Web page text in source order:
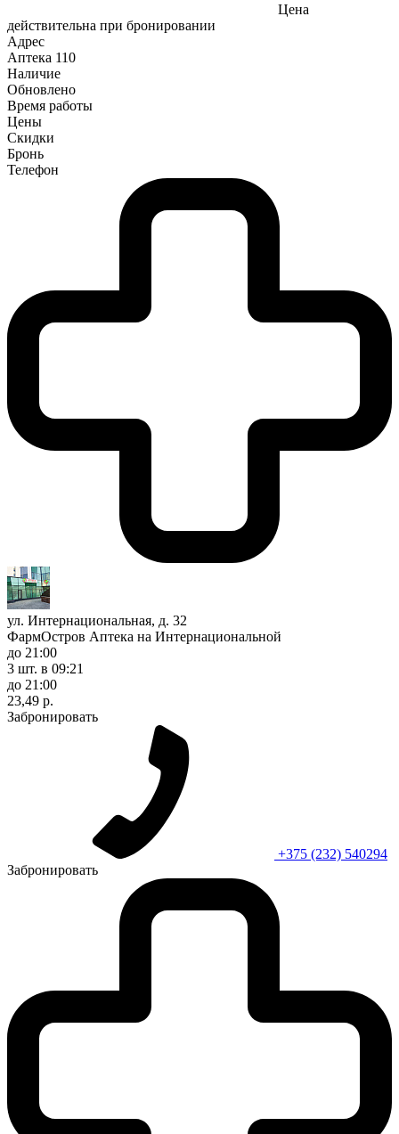
Цена
действительна при бронировании
Адрес
Аптека 110
Наличие
Обновлено
Время работы
Цены
Скидки
Бронь
Телефон
ул. Интернациональная, д. 32
ФармОстров Аптека на Интернациональной
до 21:00
3 шт. в 09:21
до 21:00
23,49 р.
Забронировать
+375 (232) 540294
Забронировать